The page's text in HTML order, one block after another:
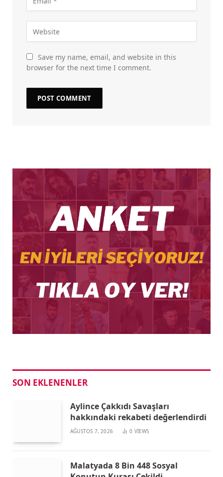
Save my name, email, and website in this
browser for the next time I comment.
SON EKLENENLER
Aylince Çakkıdı Savaşları
hakkındaki rekabeti değerlendirdi
AĞUSTOS 7, 2026 0 VIEWS
Malatyada 8 Bin 448 Sosyal